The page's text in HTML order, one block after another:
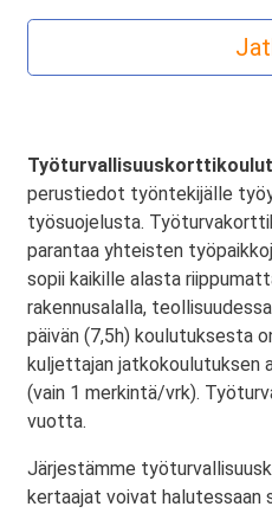
perustiedot työntekijälle
työsuojelusta.
parantaa yhteisten
sopii kaikille alasta
rakennusalalla,
päivän (7,5h) koulutuksesta
kuljettajan jatkokoulutuksen
(vain 1 merkintä/vrk).
vuotta.
Järjestämme
kertaajat voivat halutessaan